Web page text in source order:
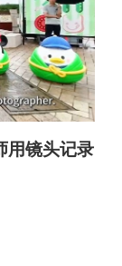
用镜头记录